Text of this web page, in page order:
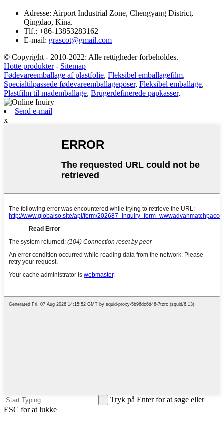
Adresse: Airport Industrial Zone, Chengyang District,
Qingdao, Kina.
Tlf.: +86-13853283162
E-mail: grascot@gmail.com
© Copyright - 2010-2022: Alle rettigheder forbeholdes.
Hotte produkter- Sitemap
Fødevareemballage af plastfolie, Fleksibel emballagefilm,
Specialtilpassede fødevareemballageposer, Fleksibel emballage,
Plastfilm til mademballage, Brugerdefinerede papkasser,
Send e-mail
x
Tryk på Enter for at søge eller
ESC for at lukke